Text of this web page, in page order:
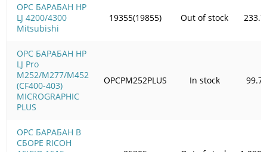
OPC БАРАБАН HP
LJ 4200/4300
Mitsubishi
OPC БАРАБАН HP
LJ Pro
M252/M277/M452
(CF400-403)
MICROGRAPHIC
PLUS
OPC БАРАБАН В
СБОРЕ RICOH
19355(19855) Out of stock
OPCPM252PLUS In stock 99.79